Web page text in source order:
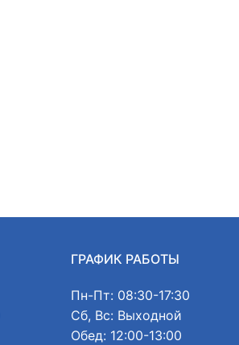
ГРАФИК РАБОТЫ
Пн-Пт: 08:30-17:30
Сб, Вс: Выходной
Обед: 12:00-13:00